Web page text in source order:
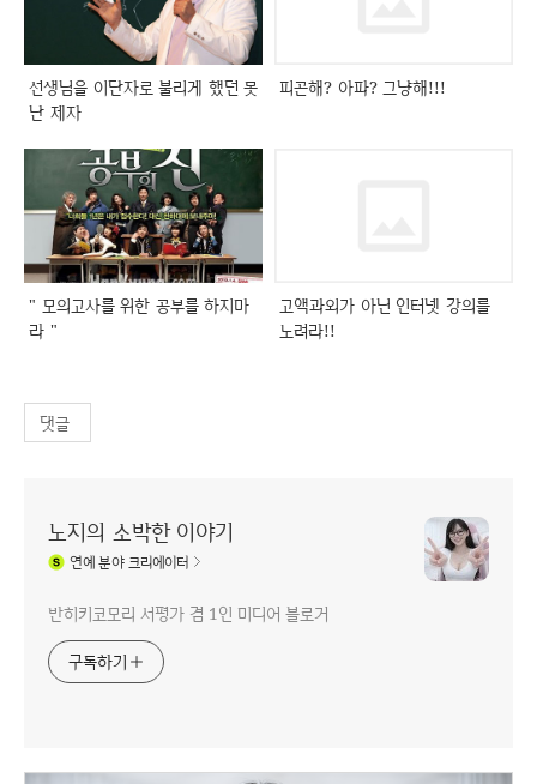
선생님을 이단자로 불리게 했던 못
난 제자
피곤해? 아파? 그냥해!!!
" 모의고사를 위한 공부를 하지마
라 "
고액과외가 아닌 인터넷 강의를
노려라!!
댓글
노지의 소박한 이야기
연예분야 크리에이터
반히키코모리 서평가 겸 1인 미디어 블로거
구독하기